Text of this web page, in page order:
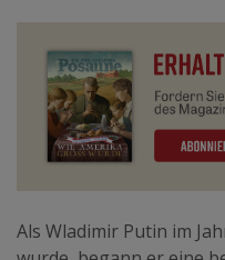
Als Wladimir Putin im